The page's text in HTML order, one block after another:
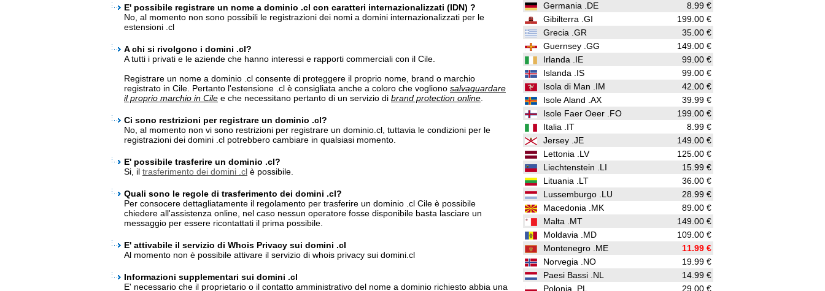
E' possibile registrare un nome a dominio .cl con caratteri internazionalizzati (IDN) ?
No, al momento non sono possibili le registrazioni dei nomi a domini internazionalizzati per le
estensioni .cl
A chi si rivolgono i domini .cl?
A tutti i privati e le aziende che hanno interessi e rapporti commerciali con il Cile.
Registrare un nome a dominio .cl consente di proteggere il proprio nome, brand o marchio
registrato in Cile. Pertanto l'estensione .cl è consigliata anche a coloro che vogliono salvaguardare
il proprio marchio in Cile e che necessitano pertanto di un servizio di brand protection online
Ci sono restrizioni per registrare un dominio .cl?
No, al momento non vi sono restrizioni per registrare un dominio.cl, tuttavia le condizioni per le
registrazioni dei domini .cl potrebbero cambiare in qualsiasi momento.
E' possibile trasferire un dominio .cl?
Si, il trasferimento dei domini .cl è possibile.
Quali sono le regole di trasferimento dei domini .cl?
Per consocere dettagliatamente il regolamento per trasferire un dominio .cl Cile è possibile
chiedere all'assistenza online, nel caso nessun operatore fosse disponibile basta lasciare un
messaggio per essere ricontattati il prima possibile.
E' attivabile il servizio di Whois Privacy sui domini .cl
Al momento non è possibile attivare il servizio di whois privacy sui domini.cl
Informazioni supplementari sui domini .cl
E' necessario che il proprietario o il contatto amministrativo del nome a dominio richiesto abbia una
Germania .DE
8.99 €
Gibilterra .GI
199.00 €
Grecia .GR
35.00 €
Guernsey .GG
149.00 €
Irlanda .IE
99.00 €
Islanda .IS
99.00 €
Isola di Man .IM
42.00 €
Isole Aland .AX
39.99 €
Isole Faer Oeer .FO
199.00 €
Italia .IT
8.99 €
Jersey .JE
149.00 €
Lettonia .LV
125.00 €
Liechtenstein .LI
15.99 €
Lituania .LT
36.00 €
Lussemburgo .LU
28.99 €
Macedonia .MK
89.00 €
Malta .MT
149.00 €
Moldavia .MD
109.00 €
Montenegro .ME
11.99 €
Norvegia .NO
19.99 €
Paesi Bassi .NL
14.99 €
Polonia .PL
29.00 €